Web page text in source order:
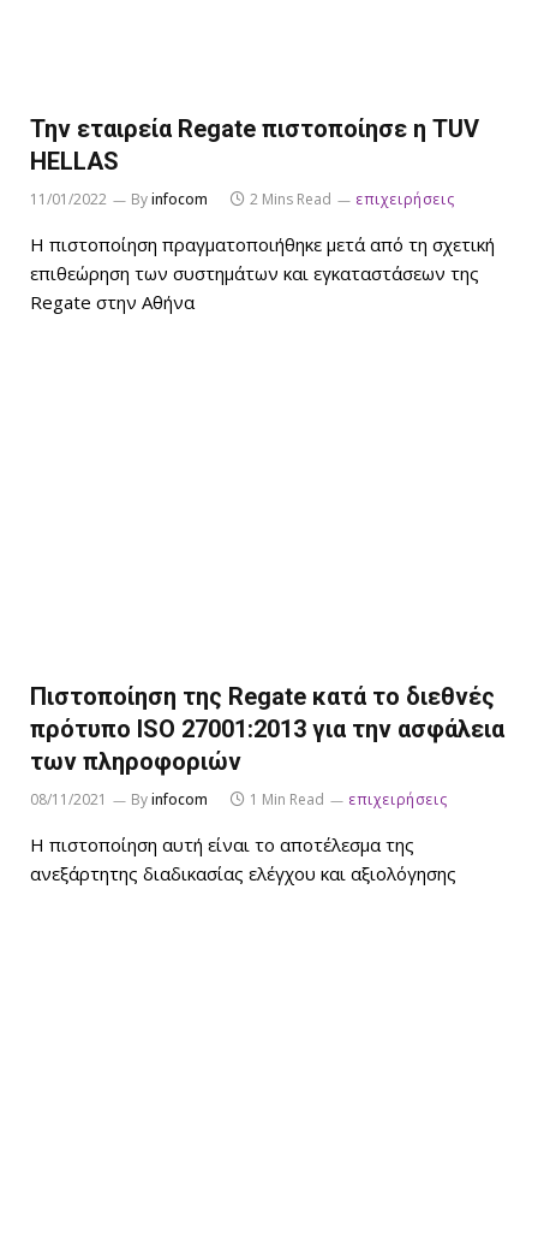
Την εταιρεία Regate πιστοποίησε η TUV
HELLAS
11/01/2022 Byinfocom 2 Mins Read επιχειρήσεις
Η πιστοποίηση πραγματοποιήθηκε μετά από τη σχετική
επιθεώρηση των συστημάτων και εγκαταστάσεων της
Regate στην Αθήνα
Πιστοποίηση της Regate κατά το διεθνές
πρότυπο ISO 27001:2013 για την ασφάλεια
των πληροφοριών
08/11/2021 Byinfocom 1 Min Read επιχειρήσεις
Η πιστοποίηση αυτή είναι το αποτέλεσμα της
ανεξάρτητης διαδικασίας ελέγχου και αξιολόγησης